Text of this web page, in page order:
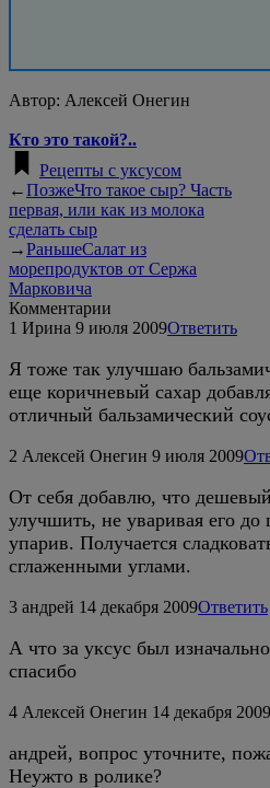
Автор: Алексей Онегин
Кто это такой?..
Рецепты с уксусом
←ПозжеЧто такое сыр? Часть
первая, или как из молока
сделать сыр
→РаньшеСалат из
морепродуктов от Сержа
Марковича
Комментарии
1 Ирина 9 июля 2009Ответить
Я тоже так улучшаю
еще коричневый сахар
отличный бальзамический
2 Алексей Онегин 9 июля 2009
От себя добавлю, что
улучшить, не уваривая его до
упарив. Получается
сглаженными углами.
3 андрей 14 декабря 2009Ответить
А что за уксус был
спасибо
4 Алексей Онегин 14 декабря 2009
андрей, вопрос уточните,
Неужто в ролике?